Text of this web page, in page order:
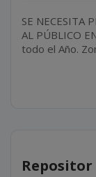
SE NECESITA
AL PÚBLICO EN
todo el Año. Zona: Córdoba casi Larrea. Horario: Tarde-
Repositor